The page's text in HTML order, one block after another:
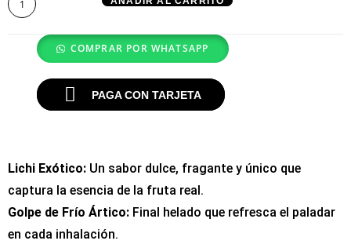
COMPRAR POR WHATSAPP
PAGA CON TARJETA
Lichi Exótico: Un sabor dulce, fragante y único que
captura la esencia de la fruta real.
Golpe de Frío Ártico: Final helado que refresca el paladar
en cada inhalación.